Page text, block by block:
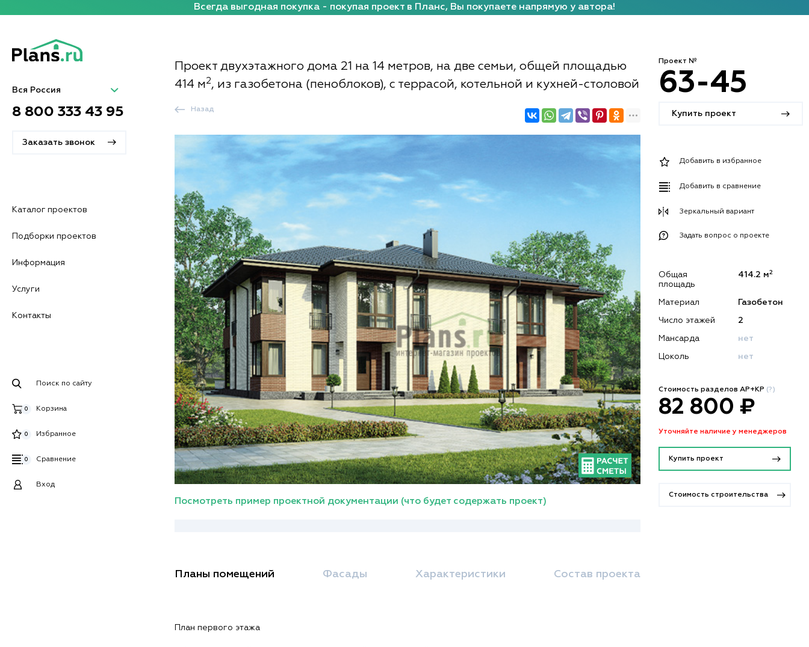
Всегда выгодная покупка - покупая проект в Планс, Вы покупаете напрямую у автора!
Вся Россия
8 800 333 43 95
Заказать звонок
Каталог проектов
Подборки проектов
Информация
Услуги
Контакты
Поиск по сайту
Корзина
0
Избранное
0
Сравнение
0
Вход
Проект двухэтажного дома 21 на 14 метров, на две семьи, общей площадью
414 м2, из газобетона (пеноблоков), с террасой, котельной и кухней-столовой
Назад
Посмотреть пример проектной документации (что будет содержать проект)
Планы помещений Фасады Характеристики Состав проекта
План первого этажа
Проект №
63-45
Купить проект
Добавить в избранное
Добавить в сравнение
Зеркальный вариант
Задать вопрос о проекте
Общая
площадь
414.2 м2
Материал Газобетон
Число этажей 2
Мансарда нет
Цоколь нет
Стоимость разделов АР+КР (?)
82 800 ₽
Уточняйте наличие у менеджеров
Купить проект
Стоимость строительства